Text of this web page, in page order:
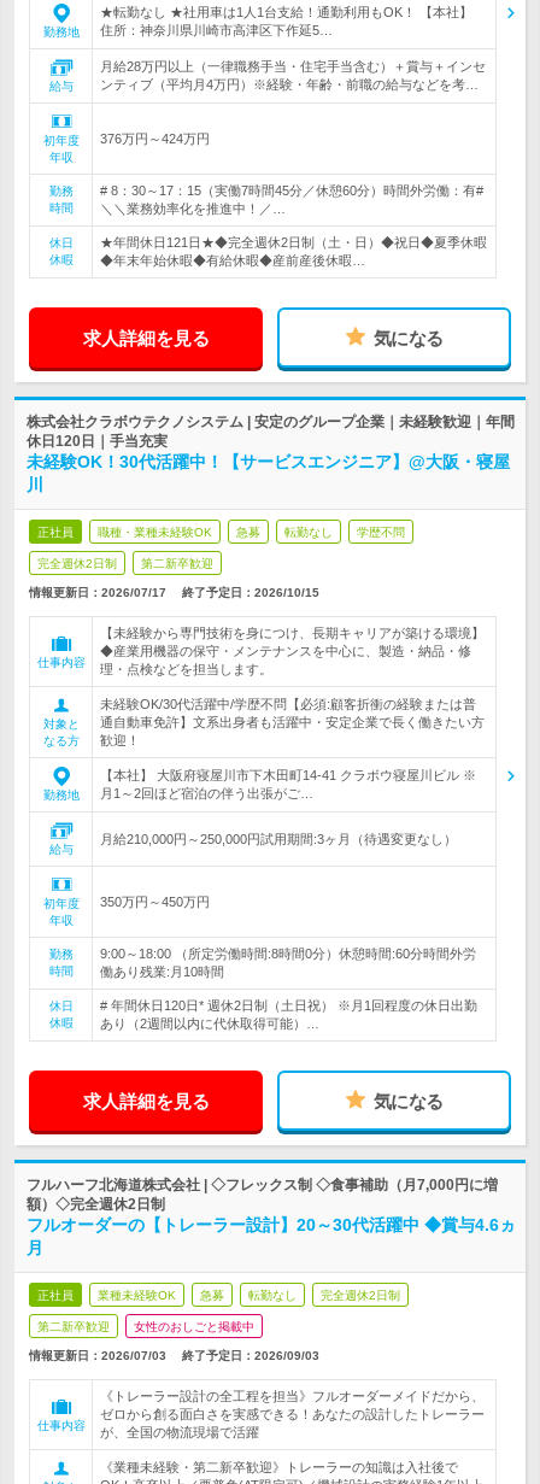
勤務地
★転勤なし ★社用車は1人1台支給！通勤利用もOK！ 【本社】
住所：神奈川県川崎市高津区下作延5…
給与
月給28万円以上（一律職務手当・住宅手当含む）＋賞与＋インセ
ンティブ（平均月4万円）※経験・年齢・前職の給与などを考…
初年度
年収
376万円～424万円
勤務
時間
# 8：30～17：15（実働7時間45分／休憩60分）時間外労働：有#
＼＼業務効率化を推進中！／…
休日
休暇
★年間休日121日★◆完全週休2日制（土・日）◆祝日◆夏季休暇
◆年末年始休暇◆有給休暇◆産前産後休暇…
求人詳細を見る 気になる
株式会社クラボウテクノシステム | 安定のグループ企業｜未経験歓迎｜年間
休日120日｜手当充実
未経験OK！30代活躍中！【サービスエンジニア】@大阪・寝屋
川
正社員 職種・業種未経験OK 急募 転勤なし 学歴不問
完全週休2日制 第二新卒歓迎
情報更新日：2026/07/17 終了予定日： 2026/10/15
仕事内容
【未経験から専門技術を身につけ、長期キャリアが築ける環境】
◆産業用機器の保守・メンテナンスを中心に、製造・納品・修
理・点検などを担当します。
対象と
なる方
未経験OK/30代活躍中/学歴不問【必須:顧客折衝の経験または普
通自動車免許】文系出身者も活躍中・安定企業で長く働きたい方
歓迎！
勤務地
【本社】 大阪府寝屋川市下木田町14-41 クラボウ寝屋川ビル ※
月1～2回ほど宿泊の伴う出張がご…
給与
月給210,000円～250,000円試用期間:3ヶ月（待遇変更なし）
初年度
年収
350万円～450万円
勤務
時間
9:00～18:00 （所定労働時間:8時間0分）休憩時間:60分時間外労
働あり残業:月10時間
休日
休暇
# 年間休日120日* 週休2日制（土日祝） ※月1回程度の休日出勤
あり（2週間以内に代休取得可能）…
求人詳細を見る 気になる
フルハーフ北海道株式会社 | ◇フレックス制 ◇食事補助（月7,000円に増
額）◇完全週休2日制
フルオーダーの【トレーラー設計】20～30代活躍中 ◆賞与4.6ヵ
月
正社員 業種未経験OK 急募 転勤なし 完全週休2日制
第二新卒歓迎 女性のおしごと掲載中
情報更新日：2026/07/03 終了予定日： 2026/09/03
仕事内容
《トレーラー設計の全工程を担当》フルオーダーメイドだから、
ゼロから創る面白さを実感できる！あなたの設計したトレーラー
が、全国の物流現場で活躍
《業種未経験・第二新卒歓迎》トレーラーの知識は入社後で